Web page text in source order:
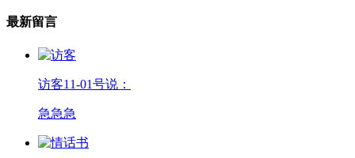
最新留言
访客11-01号说：
急急急